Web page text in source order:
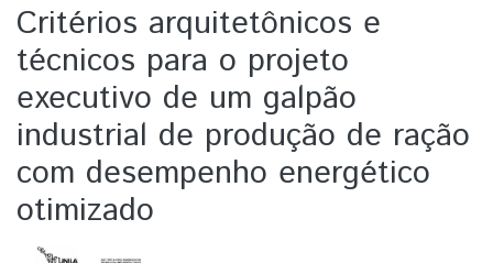
Critérios arquitetônicos e
técnicos para o projeto
executivo de um galpão
industrial de produção de ração
com desempenho energético
otimizado